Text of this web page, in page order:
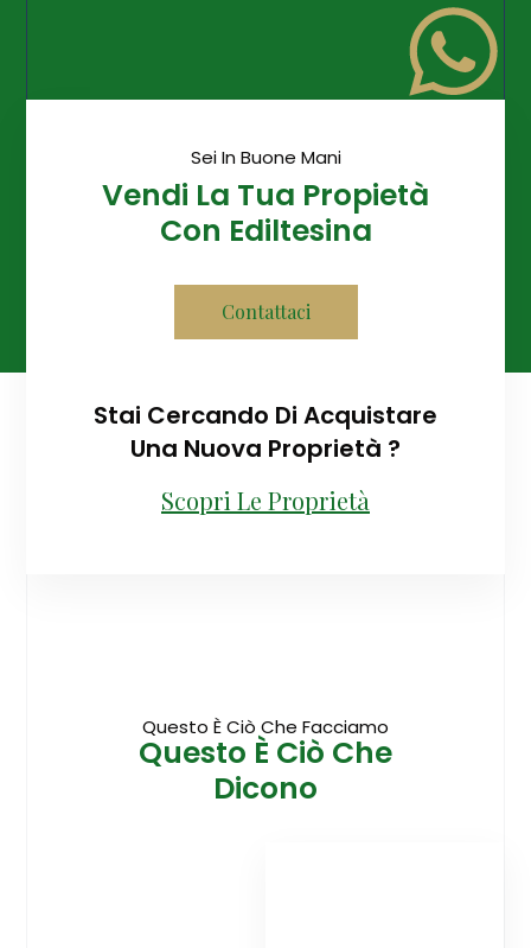
Sei In Buone Mani
Vendi La Tua Propietà
Con Ediltesina
Contattaci
Stai Cercando Di Acquistare
Una Nuova Proprietà ?
Scopri Le Proprietà
Questo È Ciò Che Facciamo
Questo È Ciò Che
Dicono